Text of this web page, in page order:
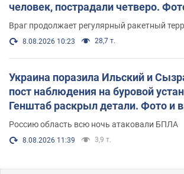
человек, пострадали четверо.
Враг продолжает регулярный ракетный
8.08.2026 10:23 28,7 т.
Украина поразила Ильский и
пост наблюдения на буровой
Генштаб раскрыл детали. Фото и
Россию область всю ночь атаковали БПЛА
8.08.2026 11:39 3,9 т.